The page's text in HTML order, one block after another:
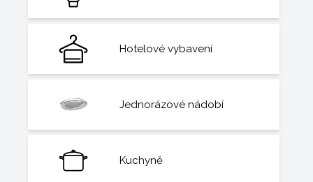
Hotelové vybavení
Jednorázové nádobí
Kuchyně